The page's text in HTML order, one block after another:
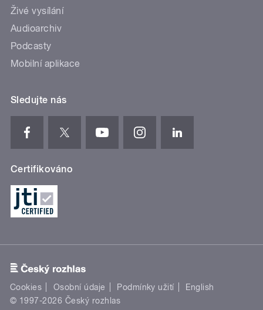
Živé vysílání
Audioarchiv
Podcasty
Mobilní aplikace
Sledujte nás
Certifikováno
Cookies Osobní údaje Podmínky užití
English
© 1997-2026 Český rozhlas